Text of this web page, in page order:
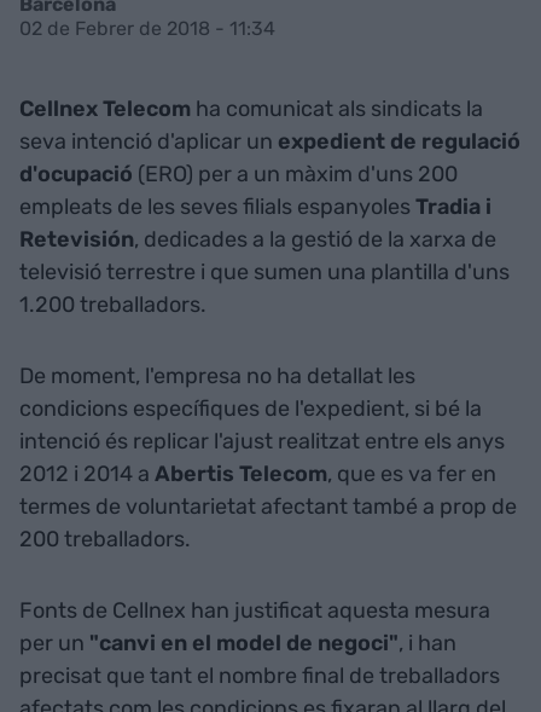
02 de Febrer de 2018 - 11:34
Cellnex Telecom ha comunicat als sindicats la
seva intenció d'aplicar un expedient de regulació
d'ocupació (ERO) per a un màxim d'uns 200
empleats de les seves filials espanyolesTradia i
Retevisión, dedicades a la gestió de la xarxa de
televisió terrestre i que sumen una plantilla d'uns
1.200 treballadors.
De moment, l'empresa no ha detallat les
condicions específiques de l'expedient, si bé la
intenció és replicar l'ajust realitzat entre els anys
2012 i 2014 a Abertis Telecom, que es va fer en
termes de voluntarietat afectant també a prop de
200 treballadors.
Fonts de Cellnex han justificat aquesta mesura
per un "canvi en el model de negoci", i han
precisat que tant el nombre final de treballadors